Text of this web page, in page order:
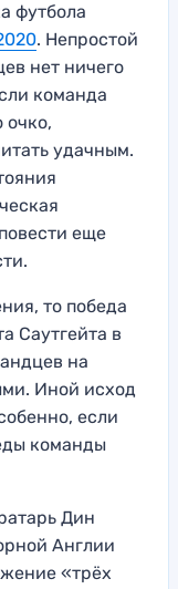
футбола
. Непростой
нет ничего
команда
очко,
удачным.
еще
то победа
Саутгейта в
на
Иной исход
если
команды
Дин
Англии
«трёх